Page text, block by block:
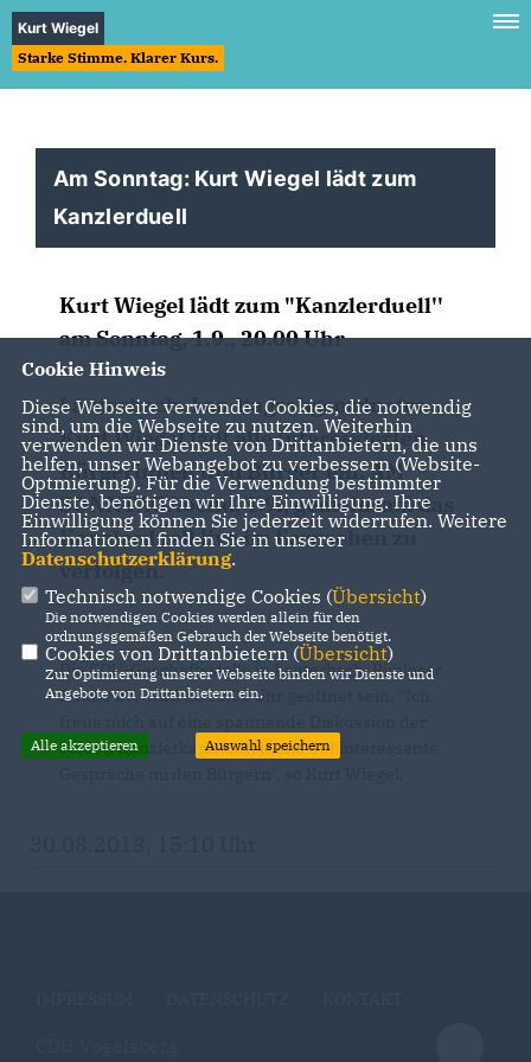
Kurt Wiegel
Starke Stimme. Klarer Kurs.
Am Sonntag: Kurt Wiegel lädt zum
Kanzlerduell
Kurt Wiegel lädt zum "Kanzlerduell''
am Sonntag, 1.9., 20.00 Uhr
Lauterbach. Landtagsabgeordneter
Kurt Wiegel lädt alle interessierten
Bürgerinnen und Bürger ein, AM
SONNTAGAbend, 1.9., gemeinsam das
Kanzlerduell live im Fernsehen zu
verfolgen.
Die CDU-Geschäftsstelle in Lauterbach, Rimloser
Straße 27, wird ab 20.00 Uhr geöffnet sein. "Ich
beiden Kanzlerkandidaten und auf interessante
Cookie Hinweis
Diese Webseite verwendet Cookies, die notwendig
sind, um die Webseite zu nutzen. Weiterhin
verwenden wir Dienste von Drittanbietern, die uns
helfen, unser Webangebot zu verbessern (Website-
Optmierung). Für die Verwendung bestimmter
Dienste, benötigen wir Ihre Einwilligung. Ihre
Einwilligung können Sie jederzeit widerrufen. Weitere
Informationen finden Sie in unserer
Datenschutzerklärung.
Technisch notwendige Cookies (Übersicht)
Die notwendigen Cookies werden allein für den
ordnungsgemäßen Gebrauch der Webseite benötigt.
Cookies von Drittanbietern (Übersicht)
Zur Optimierung unserer Webseite binden wir Dienste und
Angebote von Drittanbietern ein.
Alle akzeptieren Auswahl speichern